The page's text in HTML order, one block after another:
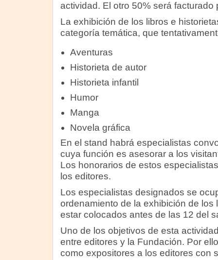
actividad. El otro 50% será facturado
La exhibición de los libros e
categoría temática, que
Aventuras
Historieta de autor
Historieta infantil
Humor
Manga
Novela gráfica
En el stand habrá especialistas
cuya función es asesorar a los
Los honorarios de estos
los editores.
Los especialistas designados se
ordenamiento de la exhibición de los
estar colocados antes de las 12 del
Uno de los objetivos de esta
entre editores y la Fundación. Por
como expositores a los editores con